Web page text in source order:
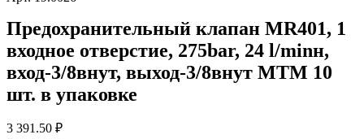
Предохранительный клапан MR401, 1
входное отверстие, 275bar, 24 l/minн,
вход-3/8внут, выход-3/8внут MTM 10
шт. в упаковке
3 391.50 ₽